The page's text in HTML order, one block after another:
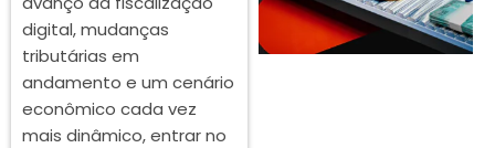
digital, mudanças
tributárias em
andamento e um cenário
econômico cada vez
mais dinâmico, entrar no